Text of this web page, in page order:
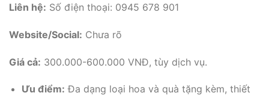
Liên hệ: Số điện thoại: 0945 678 901
Website/Social: Chưa rõ
Giá cả: 300.000-600.000 VNĐ, tùy dịch vụ.
Ưu điểm: Đa dạng loại hoa và quà tặng kèm, thiết